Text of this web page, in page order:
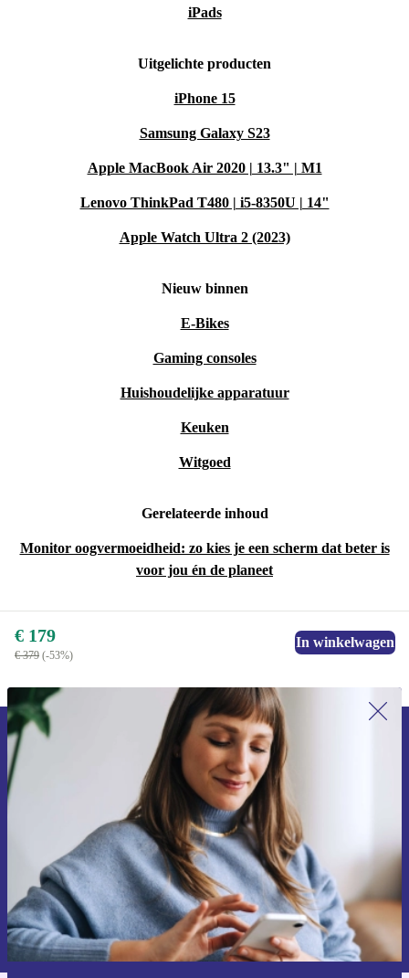
wensen? Stuur het kosteloos terug.
Met de Eizo FlexScan EV2456 kies je voor kwaliteit,
werkplek toekomst – eenvoudig, slim en verantwoord.
iPads
Uitgelichte producten
iPhone 15
Samsung Galaxy S23
Apple MacBook Air 2020 | 13.3" | M1
Lenovo ThinkPad T480 | i5-8350U | 14"
Apple Watch Ultra 2 (2023)
Nieuw binnen
E-Bikes
Gaming consoles
Huishoudelijke apparatuur
Keuken
Witgoed
Gerelateerde inhoud
Monitor oogvermoeidheid: zo kies je een scherm dat beter is
voor jou én de planeet
€ 179
€ 379 (-53%)
In winkelwagen
Meld je aan voor onze nieuwsbrief en
ontvang €15 korting!
Mis nooit meer een aanbieding.
Voucher aanvragen
Informatie over het gebruik van persoonsgegevens vind je in ons
privacybeleid.